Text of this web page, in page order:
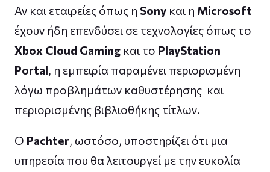
Αν και εταιρείες όπως η Sony και η Microsoft
έχουν ήδη επενδύσει σε τεχνολογίες όπως το
Xbox Cloud Gaming και το PlayStation
Portal, η εμπειρία παραμένει περιορισμένη
λόγω προβλημάτων καθυστέρησης και
περιορισμένης βιβλιοθήκης τίτλων.
Ο Pachter, ωστόσο, υποστηρίζει ότι μια
υπηρεσία που θα λειτουργεί με την ευκολία